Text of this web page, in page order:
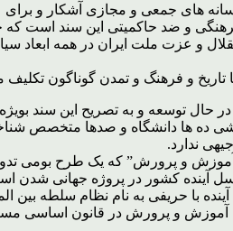
های جمعی و مجازی آشکار و
فرهنگی و ضد حاکمیتی این سند است
و عزت ملت ایران در همه ابعاد
و فرهنگ و تمدن گوناگون
کشور های در حال توسعه و به تصریح این
ده ها دانشگاه و صدها متخصص
ندارد.
۲۰۳۰ شناخته می شود، به جای “طرح تحول بنیادین آموزش و
کشور در پروژه جهانی شدن
آینده با حریفی به نام نظام سلطه
آموزش و پرورش در قانون اساسی